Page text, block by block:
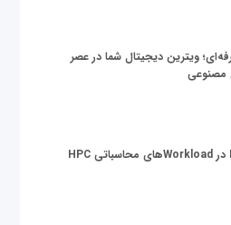
ویترین دیجیتال شما در عصر